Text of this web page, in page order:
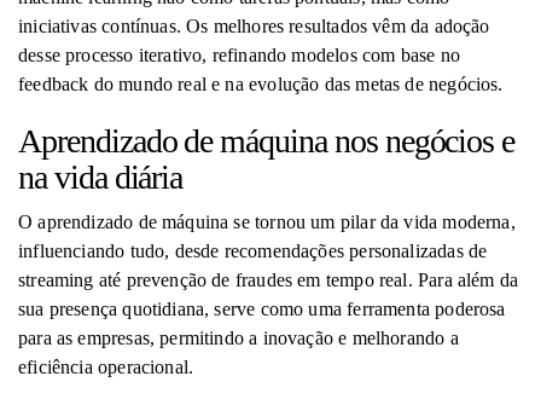
iniciativas contínuas. Os melhores resultados vêm da adoção
desse processo iterativo, refinando modelos com base no
feedback do mundo real e na evolução das metas de negócios.
Aprendizado de máquina nos negócios e
na vida diária
O aprendizado de máquina se tornou um pilar da vida moderna,
influenciando tudo, desde recomendações personalizadas de
streaming até prevenção de fraudes em tempo real. Para além da
sua presença quotidiana, serve como uma ferramenta poderosa
para as empresas, permitindo a inovação e melhorando a
eficiência operacional.